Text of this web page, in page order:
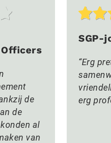
de
de
al
van
SGP-
Erg
erg